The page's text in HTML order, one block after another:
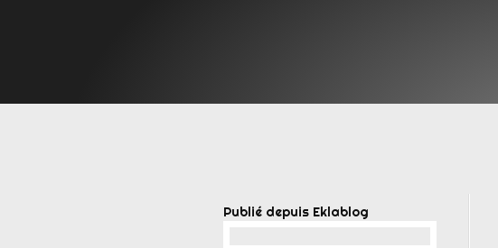
Publié depuis Eklablog